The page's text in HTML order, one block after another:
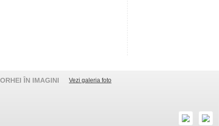
ORHEI ÎN IMAGINI Vezi galeria foto